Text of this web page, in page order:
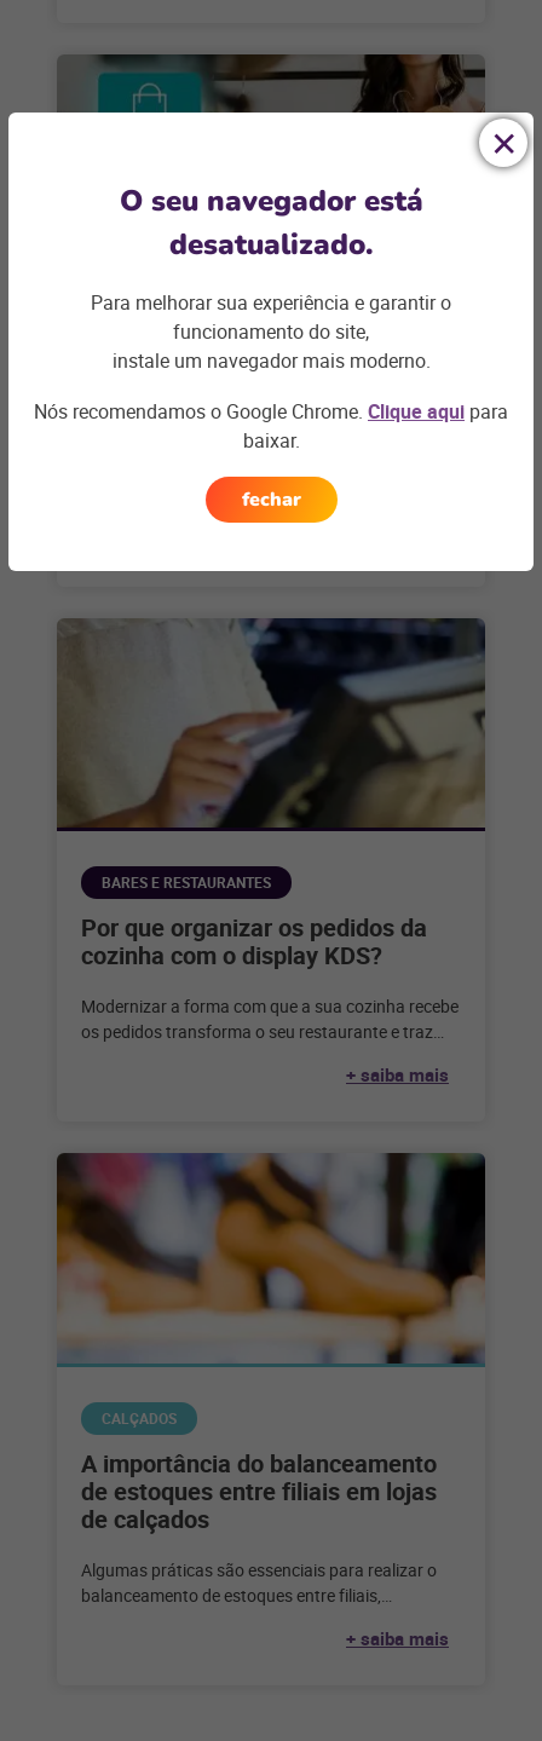
Por que o live commerce precisa
vendas?
Vender por meio de lives na internet já faz parte da
vida de 35% dos consumidores online brasileiros. E
BARES E RESTAURANTES
Por que organizar os pedidos da
cozinha com o display KDS?
Modernizar a forma com que a sua cozinha recebe
os pedidos transforma o seu restaurante e traz
+ saiba mais
CALÇADOS
A importância do balanceamento
de estoques entre filiais em lojas
de calçados
Algumas práticas são essenciais para realizar o
balanceamento de estoques entre filiais,
+ saiba mais
O seu navegador está
desatualizado.
Para melhorar sua experiência e garantir o
funcionamento do site,
instale um navegador mais moderno.
Nós recomendamos o Google Chrome. Clique aqui para
baixar.
fechar